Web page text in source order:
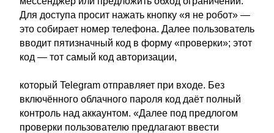
Для доступа просит нажать кнопку «я не робот» —
это собирает номер телефона. Далее пользователь
вводит пятизначный код в форму «проверки»; этот
код — тот самый код авторизации,
который Telegram отправляет при входе. Без
включённого облачного пароля код даёт полный
контроль над аккаунтом. «Далее под предлогом
проверки пользователю предлагают ввести